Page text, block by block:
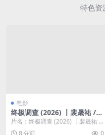
特色资
电影
终极调查 (2026) 丨裴晟祐 /
郑家蓝主演丨剧情 / 动作丨韩
国电影丨又名: 终极搜查(台)
片名：终极调查 (2026) 丨裴晟祐 /
郑家蓝主演丨剧情 / 动作丨韩国电